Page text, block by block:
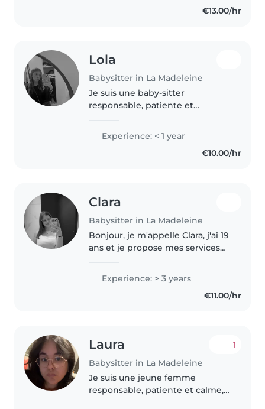
€13.00/hr
Lola
Babysitter in La Madeleine
Je suis une baby-sitter
responsable, patiente et
pas encore d'expérience
professionnelle, j'adore passer
du temps avec les enfants et je
Experience: < 1 year
€10.00/hr
Clara
Babysitter in La Madeleine
Bonjour, je m'appelle Clara, j'ai 19
ans et je propose mes services
et responsable, j'aime beaucoup
m'occuper des enfants et veiller
Experience: > 3 years
€11.00/hr
Laura
Babysitter in La Madeleine
1
Je suis une jeune femme
responsable, patiente et calme,